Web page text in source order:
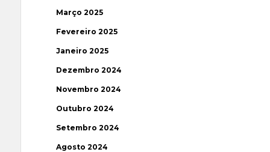
Março 2025
Fevereiro 2025
Janeiro 2025
Dezembro 2024
Novembro 2024
Outubro 2024
Setembro 2024
Agosto 2024